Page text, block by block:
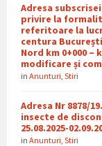
Adresa subscrisei
privire la
referitoare la
centura București
Nord km 0+000 –
modificare și
in Anunturi Stiri
Adresa Nr 8878/
insecte de
25.08.2025-
in Anunturi Stiri